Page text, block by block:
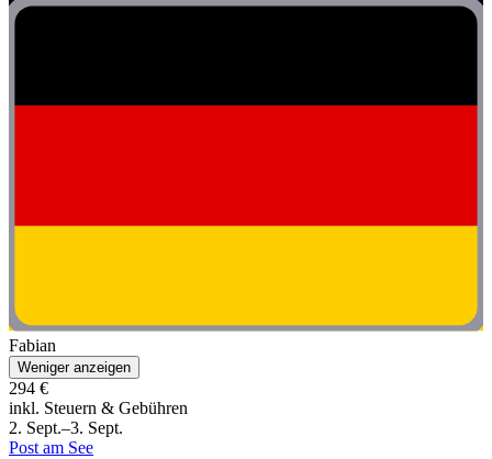
Fabian
Weniger anzeigen
294 €
inkl. Steuern & Gebühren
2. Sept.–3. Sept.
Post am See